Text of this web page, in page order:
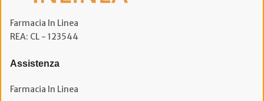
Farmacia In Linea
REA: CL - 123544
Assistenza
Farmacia In Linea